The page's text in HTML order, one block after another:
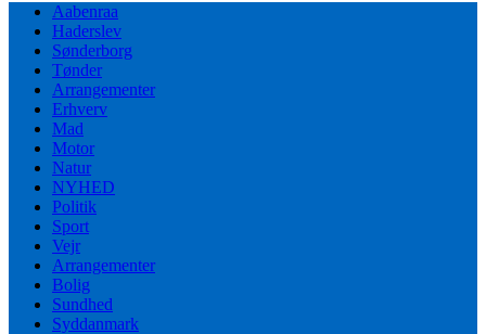
Aabenraa
Haderslev
Sønderborg
Tønder
Arrangementer
Erhverv
Mad
Motor
Natur
NYHED
Politik
Sport
Vejr
Arrangementer
Bolig
Sundhed
Syddanmark